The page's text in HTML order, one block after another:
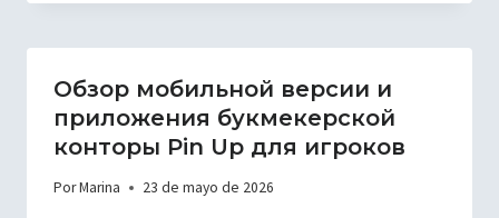
Обзор мобильной версии и
приложения букмекерской
конторы Pin Up для игроков
PorMarina 23 de mayo de 2026